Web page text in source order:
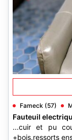
Fameck (57)
Fauteuil
...cuir et pu
+bois.ressorts